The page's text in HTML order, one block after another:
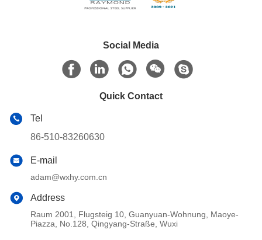
Social Media
Quick Contact
Tel
86-510-83260630
E-mail
adam@wxhy.com.cn
Address
Raum 2001, Flugsteig 10, Guanyuan-Wohnung, Maoye-
Piazza, No.128, Qingyang-Straße, Wuxi